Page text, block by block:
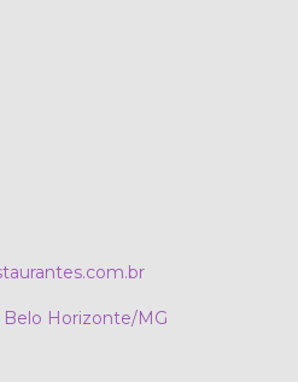
Belo Horizonte/MG